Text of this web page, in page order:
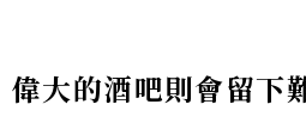
偉大的酒吧則會留下